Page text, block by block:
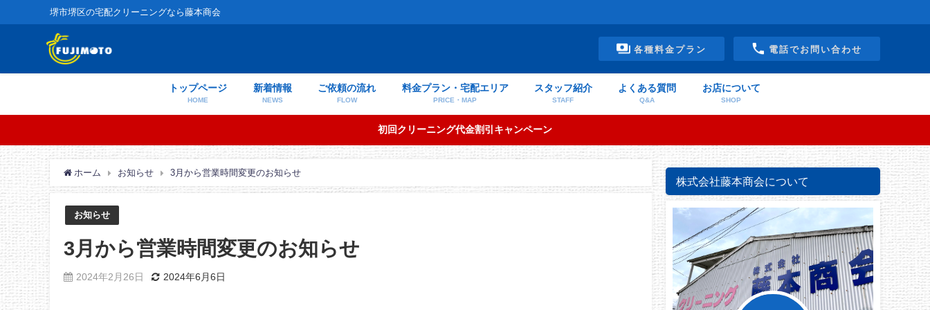
堺市堺区の宅配クリーニングなら藤本商会
各種料金プラン 電話でお問い合わせ
トップページ
HOME
新着情報
NEWS
ご依頼の流れ
FLOW
料金プラン・宅配エリア
PRICE・MAP
スタッフ紹介
STAFF
よくある質問
Q&A
お店について
SHOP
初回クリーニング代金割引キャンペーン
ホーム お知らせ 3月から営業時間変更のお知らせ
お知らせ
3月から営業時間変更のお知らせ
2024年2月26日 2024年6月6日
株式会社藤本商会について